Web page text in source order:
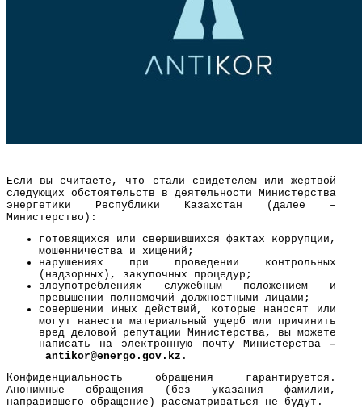
Если вы считаете, что стали свидетелем или жертвой
следующих обстоятельств в деятельности Министерства
энергетики Республики Казахстан (далее –
Министерство):
готовящихся или свершившихся фактах коррупции,
мошенничества и хищений;
нарушениях при проведении контрольных
(надзорных), закупочных процедур;
злоупотреблениях служебным положением и
превышении полномочий должностными лицами;
совершении иных действий, которые наносят или
могут нанести материальный ущерб или причинить
вред деловой репутации Министерства, вы можете
написать на электронную почту Министерства –
antikor@energo .gov.kz .
Конфиденциальность обращения гарантируется.
Анонимные обращения (без указания фамилии,
направившего обращение) рассматриваться не будут.